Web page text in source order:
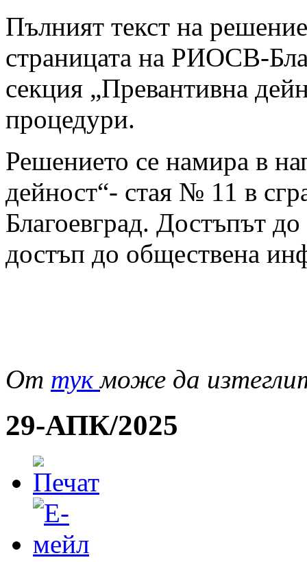
Пълният текст на
страницата на РИОСВ-
секция „Превантивна
процедури.
Решението се намира в
дейност“- стая № 11 в
Благоевград. Достъпът
достъп до обществена
От тукможе да
29-АПК/2025